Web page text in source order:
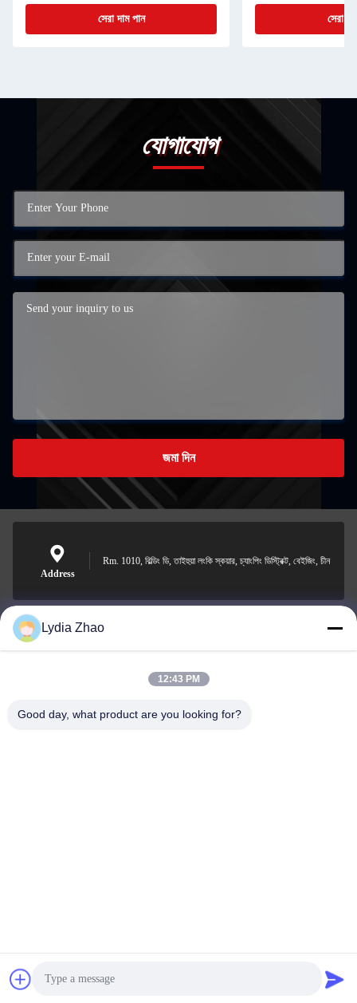
সেরা দাম পান সেরা
যোগাযোগ
জমা দিন
Address
Rm. 1010, বিল্ডিং ডি, তাইহুয়া লংকি স্কয়ার, চ্যাংপিং ডিস্ট্রিক্ট, বেইজিং, চীন
jesingd@vip.sina.com
Beijing Oriens Technology Co., Ltd.
Lydia Zhao
12:43 PM
Good day, what product are you looking for?